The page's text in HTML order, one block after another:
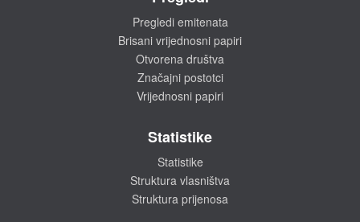
Pregledi emitenata
Brisani vrijednosni papiri
Otvorena društva
Značajni postotci
Vrijednosni papiri
Statistike
Statistike
Struktura vlasništva
Struktura prijenosa